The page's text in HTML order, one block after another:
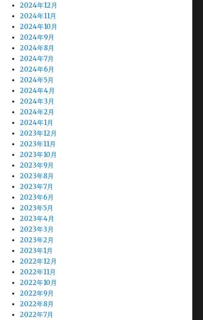
2024年12月
2024年11月
2024年10月
2024年9月
2024年8月
2024年7月
2024年6月
2024年5月
2024年4月
2024年3月
2024年2月
2024年1月
2023年12月
2023年11月
2023年10月
2023年9月
2023年8月
2023年7月
2023年6月
2023年5月
2023年4月
2023年3月
2023年2月
2023年1月
2022年12月
2022年11月
2022年10月
2022年9月
2022年8月
2022年7月